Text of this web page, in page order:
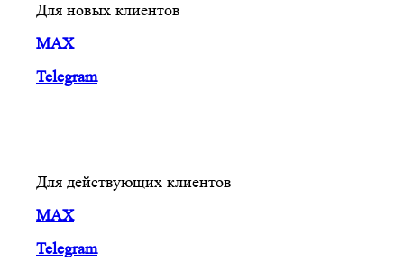
Для новых клиентов
MAX
Telegram
Для действующих клиентов
MAX
Telegram